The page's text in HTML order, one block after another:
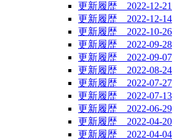
更新履歴 2022-12-21
更新履歴 2022-12-14
更新履歴 2022-10-26
更新履歴 2022-09-28
更新履歴 2022-09-07
更新履歴 2022-08-24
更新履歴 2022-07-27
更新履歴 2022-07-13
更新履歴 2022-06-29
更新履歴 2022-04-20
更新履歴 2022-04-04